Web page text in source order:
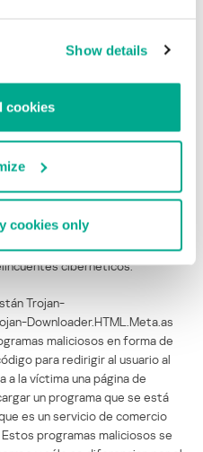
Show details
cookies
cookies only
conocemos bien, lidera en el
falsificadas. El programa
camuflado como un
etc. En la página
sus datos confidenciales,
cibernéticos.
Trojan-
Downloader.HTML.Meta.as
maliciosos en forma de
para redirigir al usuario al
la víctima una página de
un programa que se está
es un servicio de comercio
programas maliciosos se